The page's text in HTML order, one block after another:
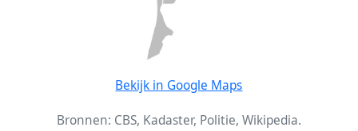
Bekijk in Google Maps
Bronnen: CBS, Kadaster, Politie, Wikipedia.